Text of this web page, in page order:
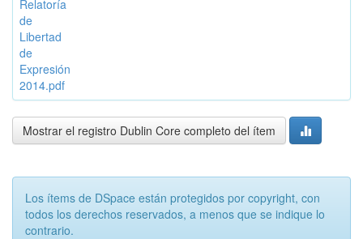
Relatoría
de
Libertad
de
Expresión
2014.pdf
Mostrar el registro Dublin Core completo del ítem
Los ítems de DSpace están protegidos por copyright, con
todos los derechos reservados, a menos que se indique lo
contrario.